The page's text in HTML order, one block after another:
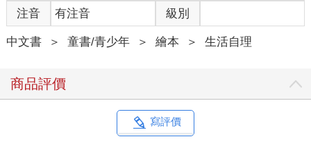
注音 有注音 級別
中文書 ＞ 童書/青少年 ＞ 繪本 ＞ 生活自理
商品評價
寫評價